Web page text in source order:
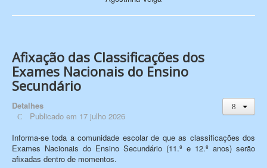
Afixação das Classificações dos
Exames Nacionais do Ensino
Secundário
Detalhes
Publicado em 17 julho 2026
Informa-se toda a comunidade escolar de que as classificações dos
Exames Nacionais do Ensino Secundário (11.º e 12.º anos) serão
afixadas dentro de momentos.